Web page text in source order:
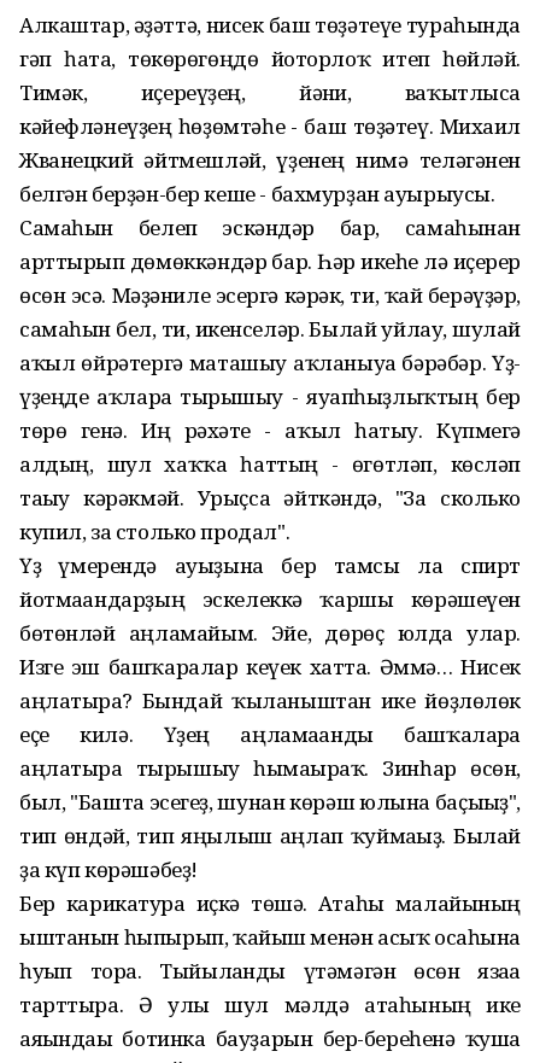
Алкаштар, ғәҙәттә, нисек баш төҙәтеүе тураһында
гәп һата, төкөрөгөңдө йоторлоҡ итеп һөйләй.
Тимәк, иҫереүҙең, йәғни, ваҡытлыса
кәйефләнеүҙең һөҙөмтәһе - баш төҙәтеү. Михаил
Жванецкий әйтмешләй, үҙенең нимә теләгәнен
белгән берҙән-бер кеше - бахмурҙан ауырыусы.
Самаһын белеп эскәндәр бар, самаһынан
арттырып дөмөккәндәр бар. Һәр икеһе лә иҫерер
өсөн эсә. Мәҙәниле эсергә кәрәк, ти, ҡай берәүҙәр,
самаһын бел, ти, икенселәр. Былай уйлау, шулай
аҡыл өйрәтергә маташыу аҡланыуға бәрәбәр. Үҙ-
үҙеңде аҡларға тырышыу - яуапһыҙлыҡтың бер
төрө генә. Иң рәхәте - аҡыл һатыу. Күпмегә
алдың, шул хаҡҡа һаттың - өгөтләп, көсләп
тағыу кәрәкмәй. Урыҫса әйткәндә, "За сколько
купил, за столько продал".
Үҙ ғүмерендә ауыҙына бер тамсы ла спирт
йотмағандарҙың эскелеккә ҡаршы көрәшеүен
бөтөнләй аңламайым. Эйе, дөрөҫ юлда улар.
Изге эш башҡаралар кеүек хатта. Әммә… Нисек
аңлатырға? Бындай ҡыланыштан ике йөҙлөлөк
еҫе килә. Үҙең аңламағанды башҡаларға
аңлатырға тырышыу һымағыраҡ. Зинһар өсөн,
был, "Башта эсегеҙ, шунан көрәш юлына баҫығыҙ",
тип өндәй, тип яңылыш аңлап ҡуймағыҙ. Былай
ҙа күп көрәшәбеҙ!
Бер карикатура иҫкә төшә. Атаһы малайының
ыштанын һыпырып, ҡайыш менән асыҡ осаһына
һуғып тора. Тыйылғанды үтәмәгән өсөн язаға
тарттыра. Ә улы шул мәлдә атаһының ике
аяғындағы ботинка бауҙарын бер-береһенә ҡуша